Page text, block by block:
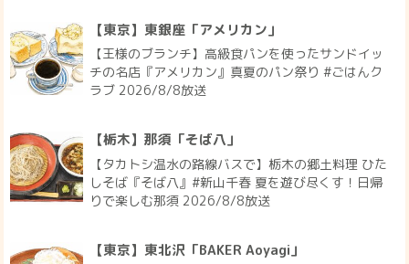
【東京】東銀座「アメリカン」
【王様のブランチ】高級食パンを使ったサンドイッ
チの名店『アメリカン』真夏のパン祭り #ごはんク
ラブ 2026/8/8放送
【栃木】那須「そば八」
【タカトシ温水の路線バスで】栃木の郷土料理 ひた
しそば『そば八』#新山千春 夏を遊び尽くす！日帰
りで楽しむ那須 2026/8/8放送
【東京】東北沢「BAKER Aoyagi」